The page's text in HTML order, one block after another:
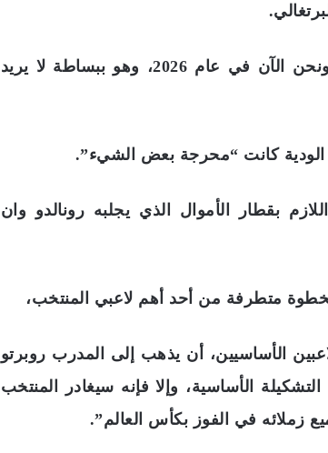
وانه لم يكن بالمستوى المطلوب في يورو 2024، ونحن الآن في عام 2026، وهو ببساطة لا يريد
كانت “محرجة بعض الشيء”.
بقطار الأموال الذي يجلبه رونالدو وان
متطرفة من أحد أهم لاعبي المنتخب،
الأساسيين، أن يذهب إلى المدرب روبرتو
الأساسية، وإلا فإنه سيغادر المنتخب
زملائه في الفوز بكأس العالم”.